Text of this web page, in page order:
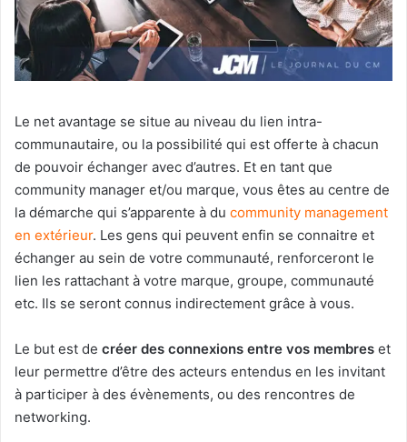
Le net avantage se situe au niveau du lien intra-
communautaire, ou la possibilité qui est offerte à chacun
de pouvoir échanger avec d’autres. Et en tant que
community manager et/ou marque, vous êtes au centre de
la démarche qui s’apparente à du community management
en extérieur. Les gens qui peuvent enfin se connaitre et
échanger au sein de votre communauté, renforceront le
lien les rattachant à votre marque, groupe, communauté
etc. Ils se seront connus indirectement grâce à vous.
Le but est de créer des connexions entre vos membres et
leur permettre d’être des acteurs entendus en les invitant
à participer à des évènements, ou des rencontres de
networking.